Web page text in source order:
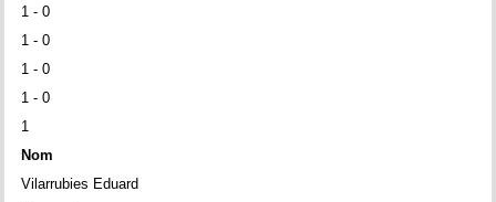
1 - 0
1 - 0
1 - 0
1 - 0
1
Nom
Vilarrubies Eduard